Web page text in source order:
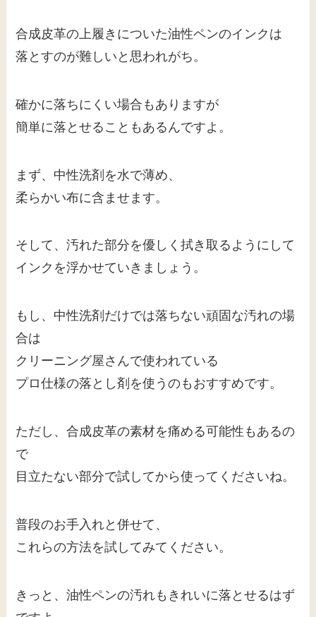
合成皮革の上履きについた油性ペンのインクは
落とすのが難しいと思われがち。
確かに落ちにくい場合もありますが
簡単に落とせることもあるんですよ。
まず、中性洗剤を水で薄め、
柔らかい布に含ませます。
そして、汚れた部分を優しく拭き取るようにして
インクを浮かせていきましょう。
もし、中性洗剤だけでは落ちない頑固な汚れの場
合は
クリーニング屋さんで使われている
プロ仕様の落とし剤を使うのもおすすめです。
ただし、合成皮革の素材を痛める可能性もあるの
で
目立たない部分で試してから使ってくださいね。
普段のお手入れと併せて、
これらの方法を試してみてください。
きっと、油性ペンの汚れもきれいに落とせるはず